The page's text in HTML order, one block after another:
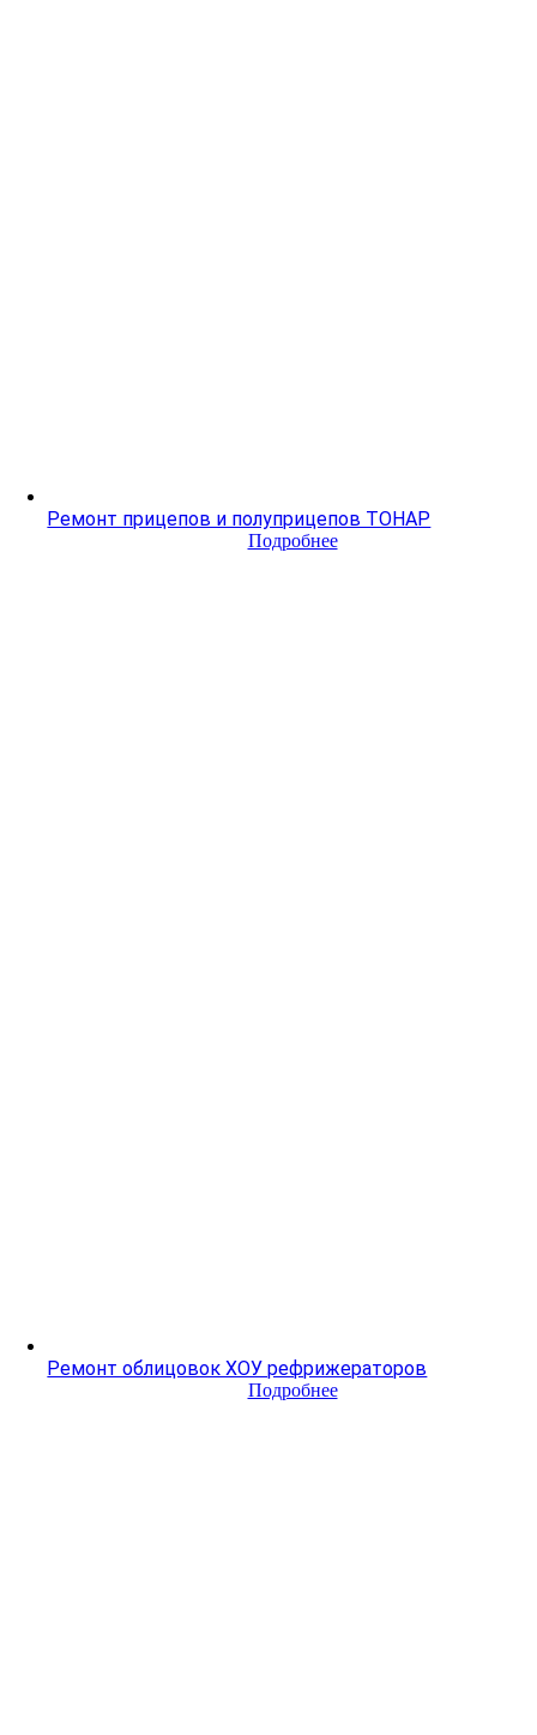
Ремонт прицепов и полуприцепов ТОНАР
Подробнее
Ремонт облицовок ХОУ рефрижераторов
Подробнее